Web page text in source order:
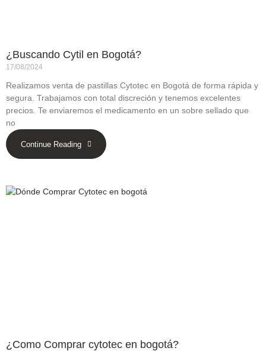
¿Buscando Cytil en Bogotá?
17/08/2024
Realizamos venta de pastillas Cytotec en Bogotá de forma rápida y
segura. Trabajamos con total discreción y tenemos excelentes
precios. Te enviaremos el medicamento en un sobre sellado que
no
Continue Reading
¿Como Comprar cytotec en bogotá?